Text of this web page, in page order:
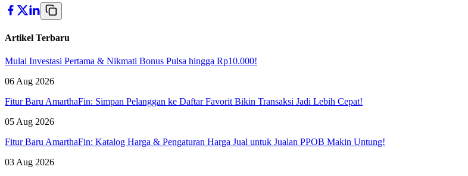
Artikel Terbaru
Mulai Investasi Pertama & Nikmati Bonus Pulsa hingga Rp10.000!
06 Aug 2026
Fitur Baru AmarthaFin: Simpan Pelanggan ke Daftar Favorit Bikin Transaksi Jadi Lebih Cepat!
05 Aug 2026
Fitur Baru AmarthaFin: Katalog Harga & Pengaturan Harga Jual untuk Jualan PPOB Makin Untung!
03 Aug 2026